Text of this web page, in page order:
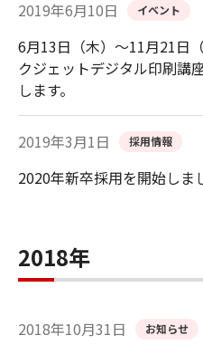
2019年6月10日 イベント
6月13日（木）～11月21日
クジェットデジタル印刷講
します。
2019年3月1日 採用情報
2020年新卒採用を開始しま
2018年
2018年10月31日 お知らせ